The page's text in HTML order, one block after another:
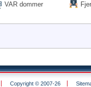
VAR dommer
Copyright © 2007-26